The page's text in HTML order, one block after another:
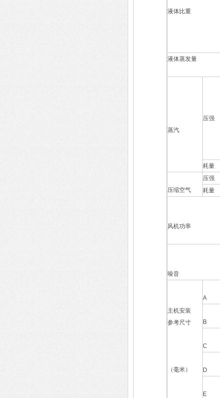
液体比重
液体蒸发量
蒸汽
压强
耗量
压缩空气
压强
耗量
风机功率
噪音
主机安装
参考尺寸
（毫米）
A
B
C
D
E